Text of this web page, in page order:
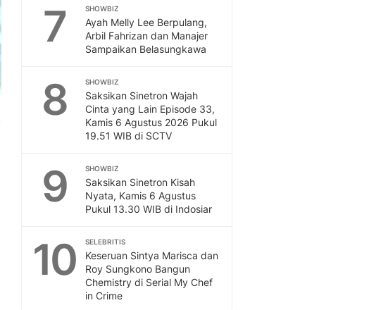
7 SHOWBIZ
Ayah Melly Lee Berpulang,
Arbil Fahrizan dan Manajer
Sampaikan Belasungkawa
8 SHOWBIZ
Saksikan Sinetron Wajah
Cinta yang Lain Episode 33,
Kamis 6 Agustus 2026 Pukul
19.51 WIB di SCTV
9 SHOWBIZ
Saksikan Sinetron Kisah
Nyata, Kamis 6 Agustus
Pukul 13.30 WIB di Indosiar
10 SELEBRITIS
Keseruan Sintya Marisca dan
Roy Sungkono Bangun
Chemistry di Serial My Chef
in Crime